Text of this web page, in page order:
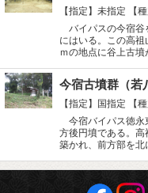
【指定】未指定
【
バイパスの今宿谷
にはいる。この高
ｍの地点に谷上古墳
今宿古墳群（若
【指定】国指定
【
今宿バイパス徳永
方後円墳である。
築かれ、前方部を北